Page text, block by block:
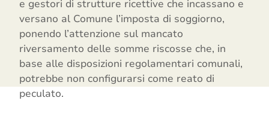
e gestori di strutture ricettive che incassano e
versano al Comune l’imposta di soggiorno,
ponendo l’attenzione sul mancato
riversamento delle somme riscosse che, in
base alle disposizioni regolamentari comunali,
potrebbe non configurarsi come reato di
peculato.